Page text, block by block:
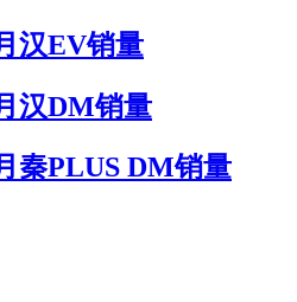
汉EV销量
汉DM销量
秦PLUS DM销量